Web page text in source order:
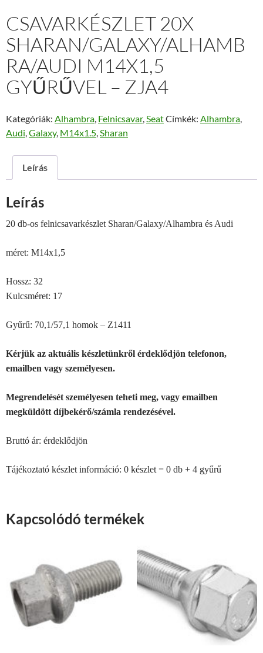
CSAVARKÉSZLET 20X
SHARAN/GALAXY/ALHAMB
RA/AUDI M14X1,5
GYŰRŰVEL – ZJA4
Kategóriák: Alhambra Felnicsavar, SeatCímkék: Alhambra
Audi Galaxy, M14x1.5 Sharan
Leírás
Leírás
20 db-os felnicsavarkészlet Sharan/Galaxy/Alhambra és Audi
méret: M14x1,5
Hossz: 32
Kulcsméret: 17
Gyűrű: 70,1/57,1 homok – Z1411
Kérjük az aktuális készletünkről érdeklődjön telefonon,
emailben vagy személyesen.
Megrendelését személyesen teheti meg, vagy emailben
megküldött díjbekérő/számla rendezésével.
Bruttó ár: érdeklődjön
Tájékoztató készlet információ: 0 készlet = 0 db + 4 gyűrű
Kapcsolódó termékek